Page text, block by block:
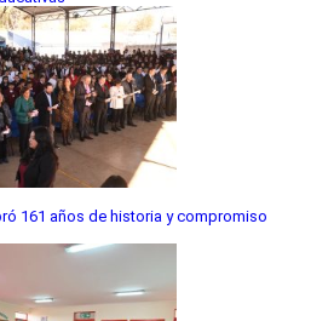
161 años de historia y compromiso